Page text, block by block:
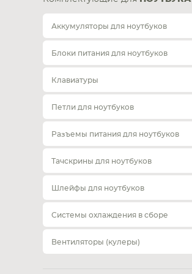
Аккумуляторы для ноутбуков
Блоки питания для ноутбуков
Клавиатуры
Петли для ноутбуков
Разъемы питания для ноутбуков
Тачскрины для ноутбуков
Шлейфы для ноутбуков
Системы охлаждения в сборе
Вентиляторы (кулеры)